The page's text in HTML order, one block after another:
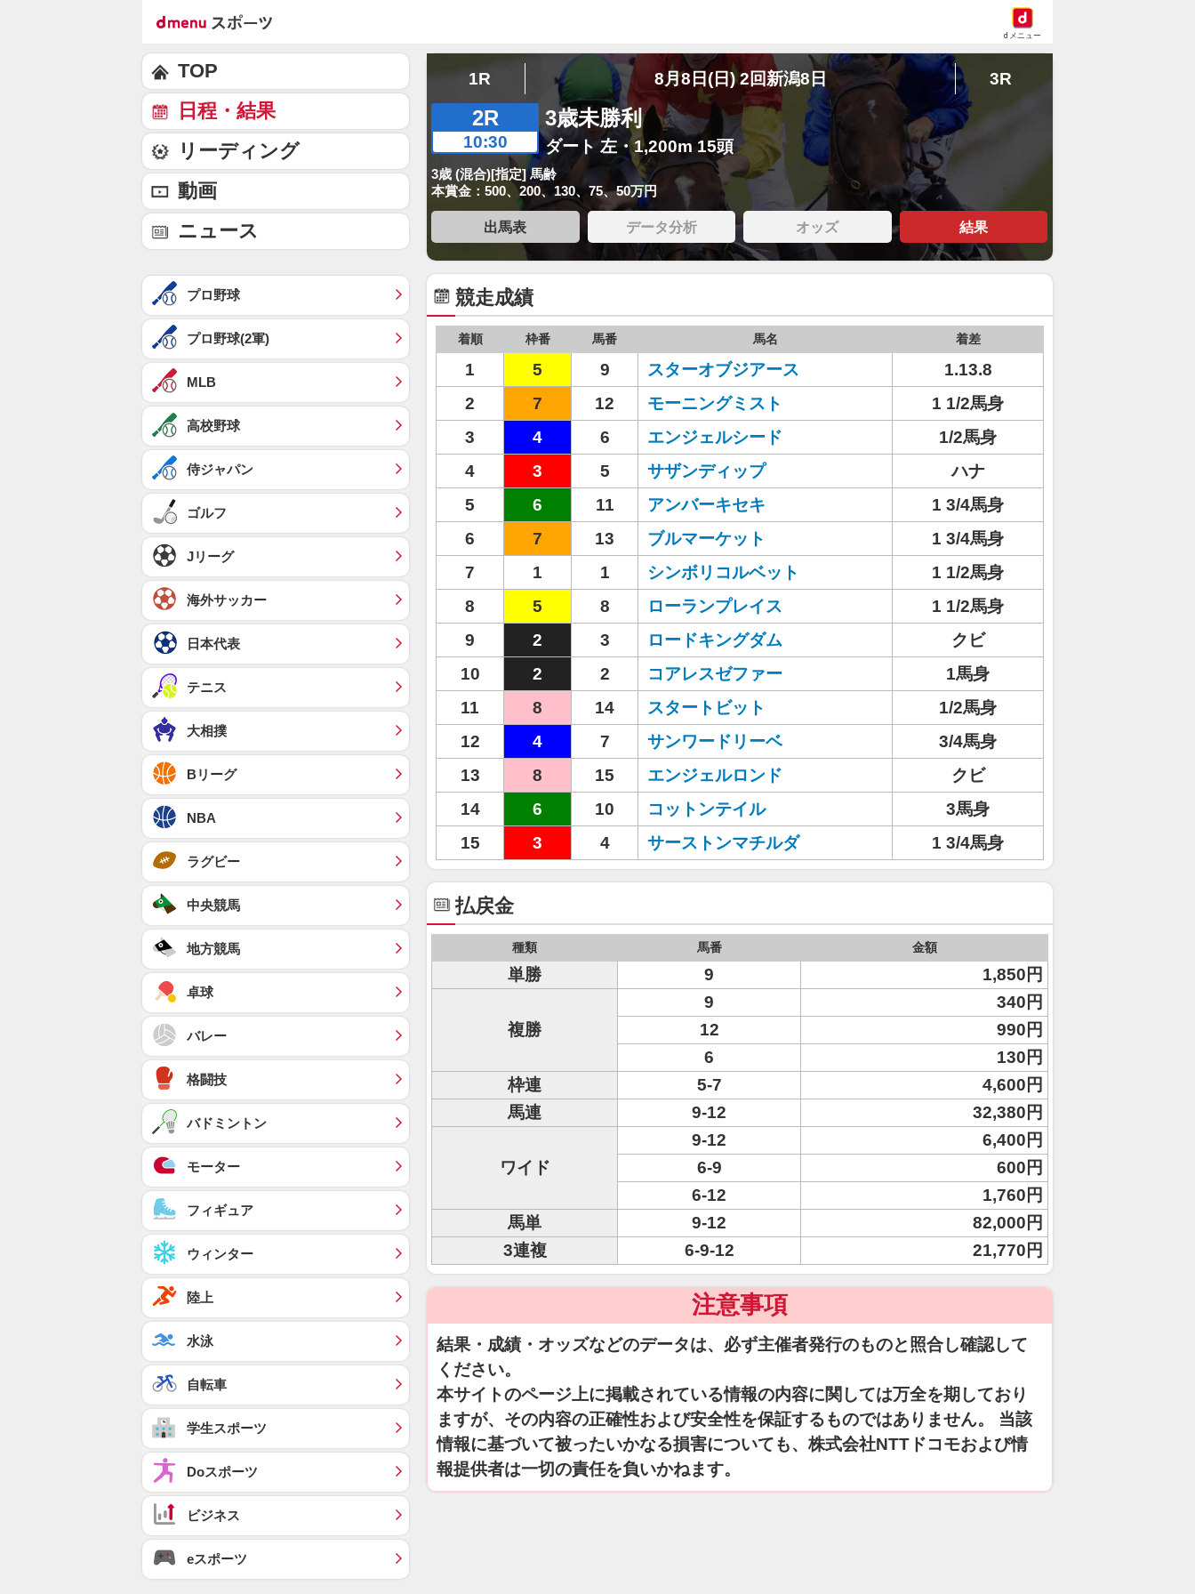
dメニュー
1R 8月8日(日) 2回新潟8日 3R
2R
10:30
3歳未勝利
ダート 左・1,200m 15頭
3歳 (混合)[指定] 馬齢
本賞金：500、200、130、75、50万円
出馬表 データ分析 オッズ 結果
競走成績
着順 枠番 馬番 馬名 着差
1 5 9 スターオブジアース
1.13.8
2
7 12 モーニングミスト
1 1/2馬身
3
4 6 エンジェルシード
1/2馬身
4
3 5 サザンディップ
ハナ
5
6 11 アンバーキセキ
1 3/4馬身
6
7 13 ブルマーケット
1 3/4馬身
7
1 1 シンボリコルベット
1 1/2馬身
8
5 8 ローランプレイス
1 1/2馬身
9
2 3 ロードキングダム
クビ
10
2 2 コアレスゼファー
1馬身
11
8 14 スタートビット
1/2馬身
12
4 7 サンワードリーベ
3/4馬身
13
8 15 エンジェルロンド
クビ
14
6 10 コットンテイル
3馬身
15
3 4 サーストンマチルダ 1 3/4馬身
払戻金
種類 馬番 金額
単勝 9 1,850円
複勝
9
340円
12
990円
6
130円
枠連
5-7
4,600円
馬連
9-12 32,380円
ワイド
9-12
6,400円
6-9
600円
6-12
1,760円
馬単
9-12
82,000円
3連複
6-9-12 21,770円
注意事項
結果・成績・オッズなどのデータは、必ず主催者発行のものと照合し確認して
ください。
本サイトのページ上に掲載されている情報の内容に関しては万全を期しており
ますが、その内容の正確性および安全性を保証するものではありません。 当該
情報に基づいて被ったいかなる損害についても、株式会社NTTドコモおよび情
報提供者は一切の責任を負いかねます。
TOP
日程・結果
リーディング
動画
ニュース
プロ野球
プロ野球(2軍)
MLB
高校野球
侍ジャパン
ゴルフ
Jリーグ
海外サッカー
日本代表
テニス
大相撲
Bリーグ
NBA
ラグビー
中央競馬
地方競馬
卓球
バレー
格闘技
バドミントン
モーター
フィギュア
ウィンター
陸上
水泳
自転車
学生スポーツ
Doスポーツ
ビジネス
eスポーツ